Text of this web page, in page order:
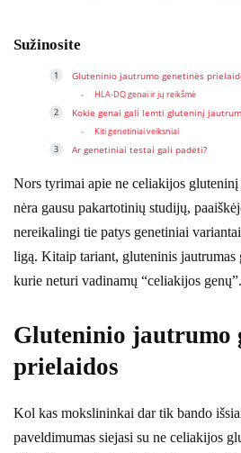
Sužinosite
Gluteninio jautrumo genetinės
HLA-DQ genai ir jų reikšmė
Kokie genai gali lemti gluteninį
Kiti genetiniai veiksniai
Ar genetiniai testai gali padėti?
Nors tyrimai apie ne celiakijos
nėra gausu pakartotinių studijų,
nereikalingi tie patys genetiniai
ligą. Kitaip tariant, gluteninis jautrumas
kurie neturi vadinamų “celiakijos genų”.
Gluteninio jautrumo
prielaidos
Kol kas mokslininkai dar tik bando
paveldimumas siejasi su ne celiakijos